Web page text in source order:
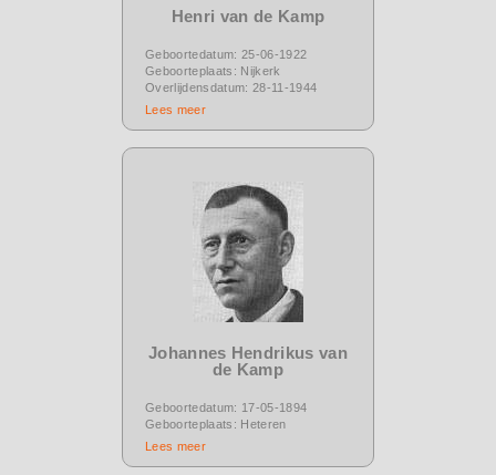
Henri van de Kamp
Geboortedatum: 25-06-1922
Geboorteplaats: Nijkerk
Overlijdensdatum: 28-11-1944
Lees meer
Johannes Hendrikus van
de Kamp
Geboortedatum: 17-05-1894
Geboorteplaats: Heteren
Lees meer